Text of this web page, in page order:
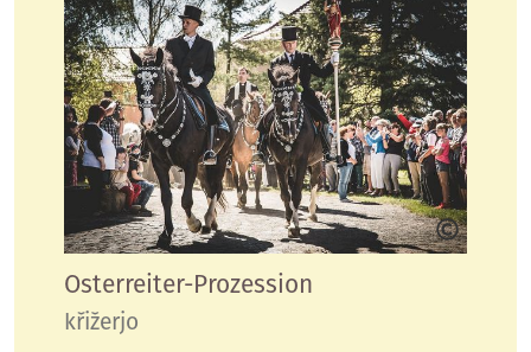
Osterreiter-Prozession
křižerjo